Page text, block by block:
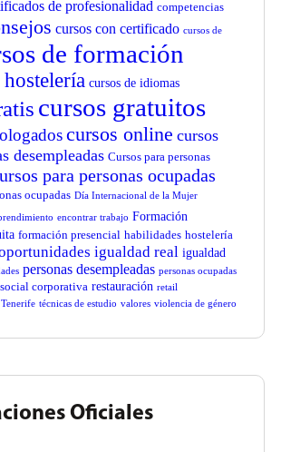
de profesionalidad competencias
cursos con certificado cursos de
de formación
cursos de idiomas
cursos gratuitos
cursos online cursos
desempleadas Cursos para personas
para personas ocupadas
ocupadas Día Internacional de la Mujer
encontrar trabajo Formación
formación presencial habilidades hostelería
igualdad real igualdad
personas desempleadas personas ocupadas
corporativa restauración retail
Tenerife técnicas de estudio valores violencia de género
Oficiales